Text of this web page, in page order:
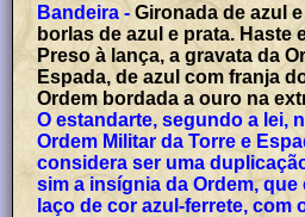
Bandeira - Gironada de azul
borlas de azul e prata. Haste
Preso à lança, a gravata da
Espada, de azul com franja
Ordem bordada a ouro na
O estandarte, segundo a lei,
Ordem Militar da Torre e
considera ser uma
sim a insígnia da Ordem,
laço de cor azul-ferrete, com